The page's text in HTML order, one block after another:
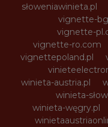
słoweniawinieta.pl
vignette-
vignette-
vignette-ro.com
vignettepoland.pl
winieta-austria.pl
winieta-
winieta-węgry.pl